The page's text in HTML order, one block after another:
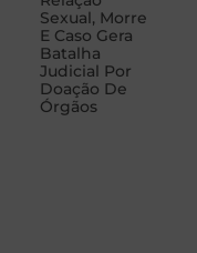
Sexual, Morre
E Caso Gera
Batalha
Judicial Por
Doação De
Órgãos